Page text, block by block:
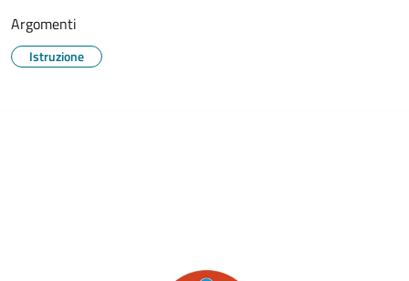
Argomenti
Istruzione